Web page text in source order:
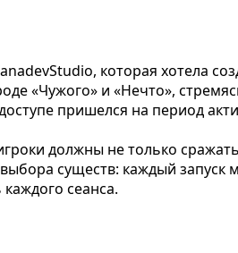
которая хотела
«Чужого» и «Нечто»,
пришелся на период
должны не только
существ: каждый запуск
сеанса.